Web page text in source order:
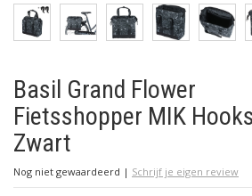
Basil Grand Flower
Fietsshopper MIK
Zwart
Nog niet gewaardeerd | Schrijf je eigen review